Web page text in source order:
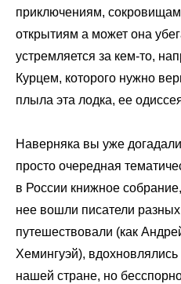
приключениям,
открытиям а может она
устремляется за кем-то,
Курцем, которого нужно
плыла эта лодка, ее
Наверняка вы уже
просто очередная
в России книжное
нее вошли писатели
путешествовали (как
Хемингуэй),
нашей стране, но